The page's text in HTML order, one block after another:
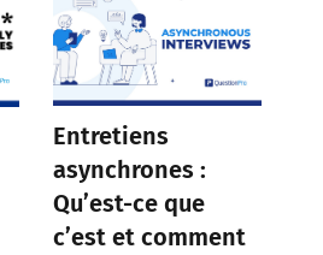
Entretiens
asynchrones :
Qu’est-ce que
c’est et comment